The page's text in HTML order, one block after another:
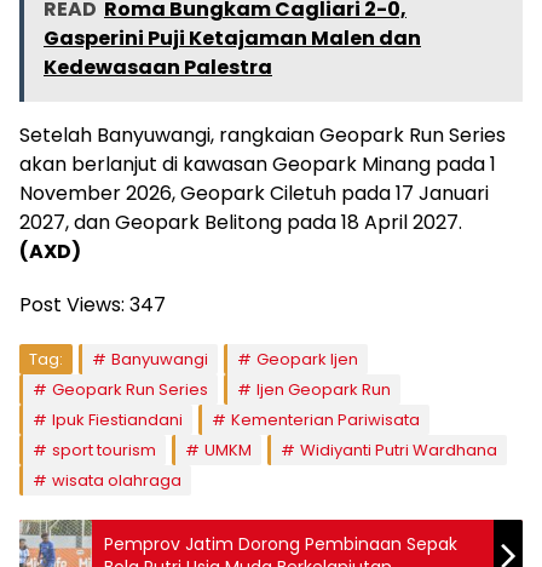
READ Roma Bungkam Cagliari 2-0,
Gasperini Puji Ketajaman Malen dan
Kedewasaan Palestra
Setelah Banyuwangi, rangkaian Geopark Run Series
akan berlanjut di kawasan Geopark Minang pada 1
November 2026, Geopark Ciletuh pada 17 Januari
2027, dan Geopark Belitong pada 18 April 2027.
(AXD)
Post Views: 347
Tag: Banyuwangi
Geopark Ijen
Geopark Run Series
Ijen Geopark Run
Ipuk Fiestiandani
Kementerian Pariwisata
sport tourism
UMKM
Widiyanti Putri Wardhana
wisata olahraga
Pemprov Jatim Dorong Pembinaan Sepak